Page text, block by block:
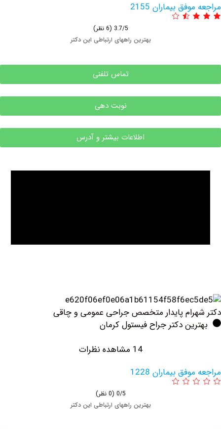
بیماران 2155
بهترین راههای ارتباطی این دکتر
تماس تلفنی
نوبت دهی
اطلاعات بیشتر و آدرس
پایدار متخصص جراحی عمومی و چاقی
دکتر جراح فیستول کرمان
بیماران 1228
بهترین راههای ارتباطی این دکتر